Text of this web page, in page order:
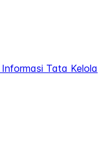
Informasi Tata Kelola